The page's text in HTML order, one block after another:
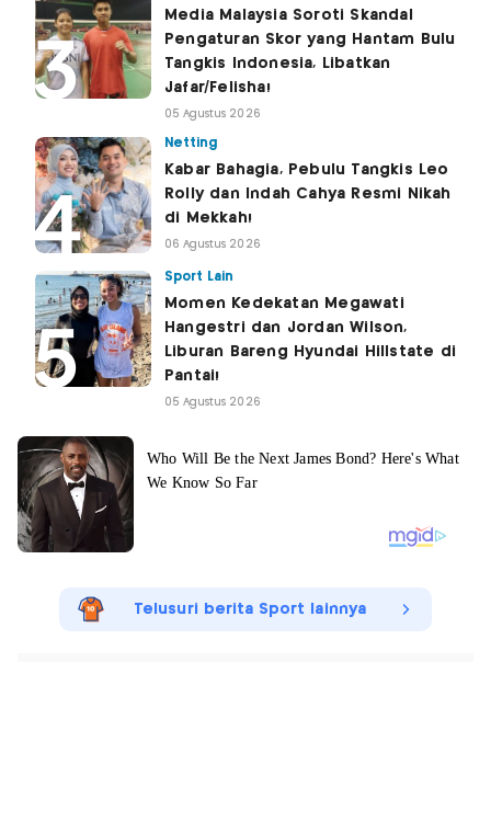
Media Malaysia Soroti Skandal
Pengaturan Skor yang Hantam Bulu
Tangkis Indonesia, Libatkan
Jafar/Felisha!
05 Agustus 2026
Netting
Kabar Bahagia, Pebulu Tangkis Leo
Rolly dan Indah Cahya Resmi Nikah
di Mekkah!
06 Agustus 2026
Sport Lain
Momen Kedekatan Megawati
Hangestri dan Jordan Wilson,
Liburan Bareng Hyundai Hillstate di
Pantai!
05 Agustus 2026
Telusuri berita Sport lainnya